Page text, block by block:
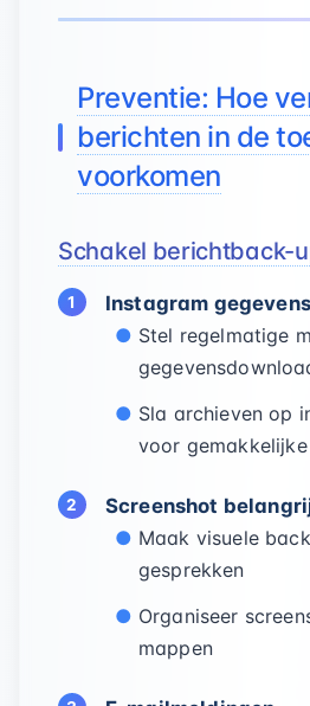
Preventie: Hoe
berichten in de
voorkomen
Schakel berichtback-
Instagram
Stel regelmatige
Sla archieven op
voor
Screenshot
Maak visuele
gesprekken
Organiseer
mappen